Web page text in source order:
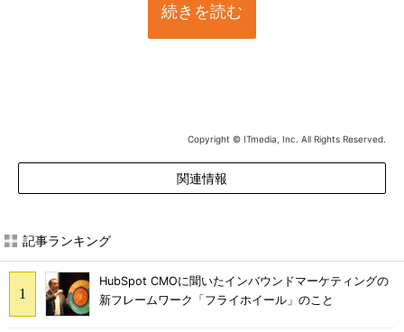
続きを読む
Copyright © ITmedia, Inc. All Rights Reserved.
関連情報
記事ランキング
HubSpot CMOに聞いたインバウンドマーケティングの
新フレームワーク「フライホイール」のこと